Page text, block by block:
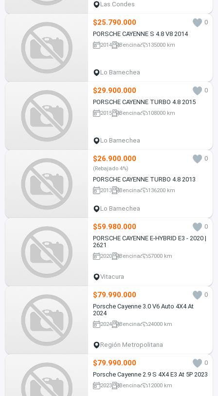
Las Condes
$25.790.000
0
PORSCHE CAYENNE S 4.8 V8 2014
2014 Bencina 135000 km
Lo Barnechea
$29.900.000
0
PORSCHE CAYENNE TURBO 4.8 2015
2015 Bencina 108000 km
Lo Barnechea
$26.900.000 0
(Rebajado 4%)
PORSCHE CAYENNE TURBO 4.8 2013
2013 Bencina 136200 km
Lo Barnechea
$59.980.000
0
PORSCHE CAYENNE E-HYBRID E3 - 2020 |
2621
2020 Bencina 57000 km
Vitacura
$79.990.000
0
Porsche Cayenne 3.0 V6 Auto 4X4 At
2024
2024 Bencina 24000 km
Región Metropolitana
$79.990.000
0
Porsche Cayenne 2.9 S 4X4 E3 At 5P 2023
2023 Bencina 12000 km